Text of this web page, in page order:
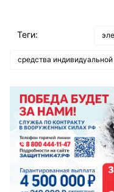
Теги:
средства